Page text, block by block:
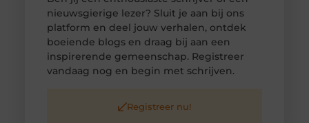
nieuwsgierige lezer? Sluit je aan bij ons
platform en deel jouw verhalen, ontdek
boeiende blogs en draag bij aan een
inspirerende gemeenschap. Registreer
vandaag nog en begin met schrijven.
Registreer nu!